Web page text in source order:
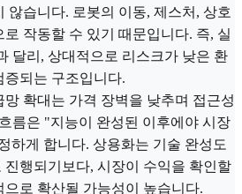
않습니다. 로봇의 이동, 제스처, 상호
작동할 수 있기 때문입니다. 즉, 실
달리, 상대적으로 리스크가 낮은 환
증되는 구조입니다.
확대는 가격 장벽을 낮추며 접근성
름은 "지능이 완성된 이후에야 시장
하게 합니다. 상용화는 기술 완성도
행되기보다, 시장이 수익을 확인할
로 확산될 가능성이 높습니다.